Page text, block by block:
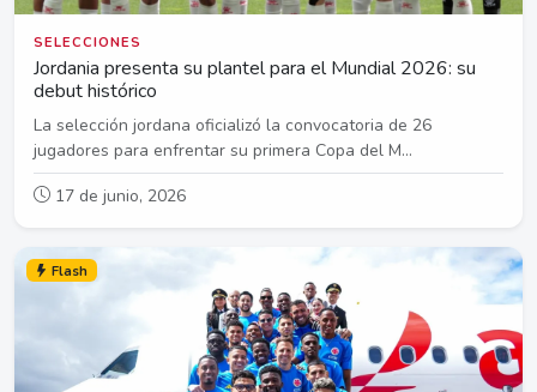
SELECCIONES
Jordania presenta su plantel para el Mundial 2026: su
debut histórico
La selección jordana oficializó la convocatoria de 26
jugadores para enfrentar su primera Copa del M...
17 de junio, 2026
Flash